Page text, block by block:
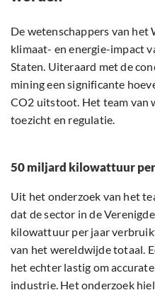
De wetenschappers van het
klimaat- en energie-impact
Staten. Uiteraard met de
mining een significante
CO2 uitstoot. Het team van
toezicht en regulatie.
50 miljard kilowattuur
Uit het onderzoek van het
dat de sector in de
kilowattuur per jaar
van het wereldwijde totaal.
het echter lastig om
industrie. Het onderzoek